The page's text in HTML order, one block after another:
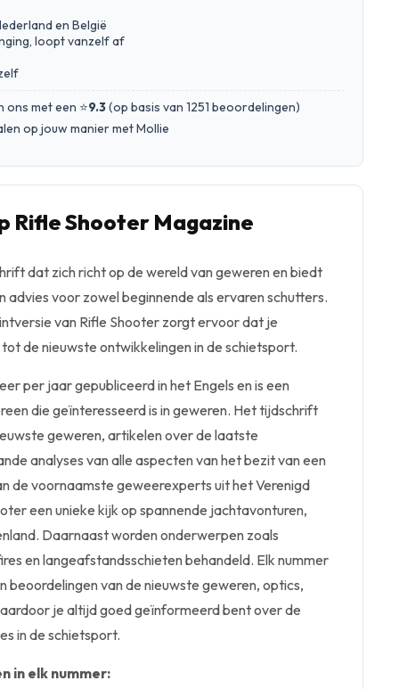
en België
loopt vanzelf af
met een ⭐9.3(op basis van 1251 beoordelingen)
op jouw manier met Mollie
Rifle Shooter Magazine
dat zich richt op de wereld van geweren en biedt
voor zowel beginnende als ervaren schutters.
van Rifle Shooter zorgt ervoor dat je
de nieuwste ontwikkelingen in de schietsport.
per jaar gepubliceerd in het Engels en is een
die geïnteresseerd is in geweren. Het tijdschrift
geweren, artikelen over de laatste
analyses van alle aspecten van het bezit van een
de voornaamste geweerexperts uit het Verenigd
een unieke kijk op spannende jachtavonturen,
Daarnaast worden onderwerpen zoals
en langeafstandsschieten behandeld. Elk nummer
beoordelingen van de nieuwste geweren, optics,
je altijd goed geïnformeerd bent over de
in de schietsport.
in elk nummer: